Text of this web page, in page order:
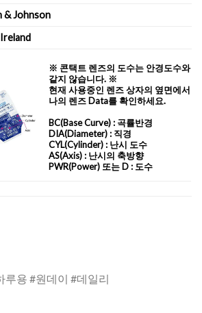
& Johnson
※ 콘택트 렌즈의 도수는 안경도수와
같지 않습니다. ※
현재 사용중인 렌즈 상자의 옆면에서
나의 렌즈 Data를 확인하세요.
BC(Base Curve): 곡률반경
DIA(Diameter) : 직경
CYL(Cylinder): 난시 도수
AS(Axis): 난시의 축방향
PWR(Power) 또는 D : 도수
루용 #원데이 #데일리